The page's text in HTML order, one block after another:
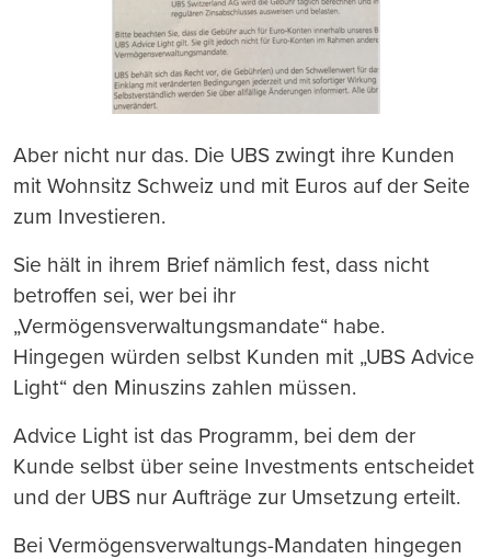
Aber nicht nur das. Die UBS zwingt ihre Kunden
mit Wohnsitz Schweiz und mit Euros auf der Seite
zum Investieren.
Sie hält in ihrem Brief nämlich fest, dass nicht
betroffen sei, wer bei ihr
„Vermögensverwaltungsmandate“ habe.
Hingegen würden selbst Kunden mit „UBS Advice
Light“ den Minuszins zahlen müssen.
Advice Light ist das Programm, bei dem der
Kunde selbst über seine Investments entscheidet
und der UBS nur Aufträge zur Umsetzung erteilt.
Bei Vermögensverwaltungs-Mandaten hingegen